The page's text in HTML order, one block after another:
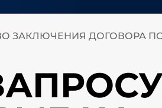
ЗАКЛЮЧЕНИЯ ДОГОВОРА